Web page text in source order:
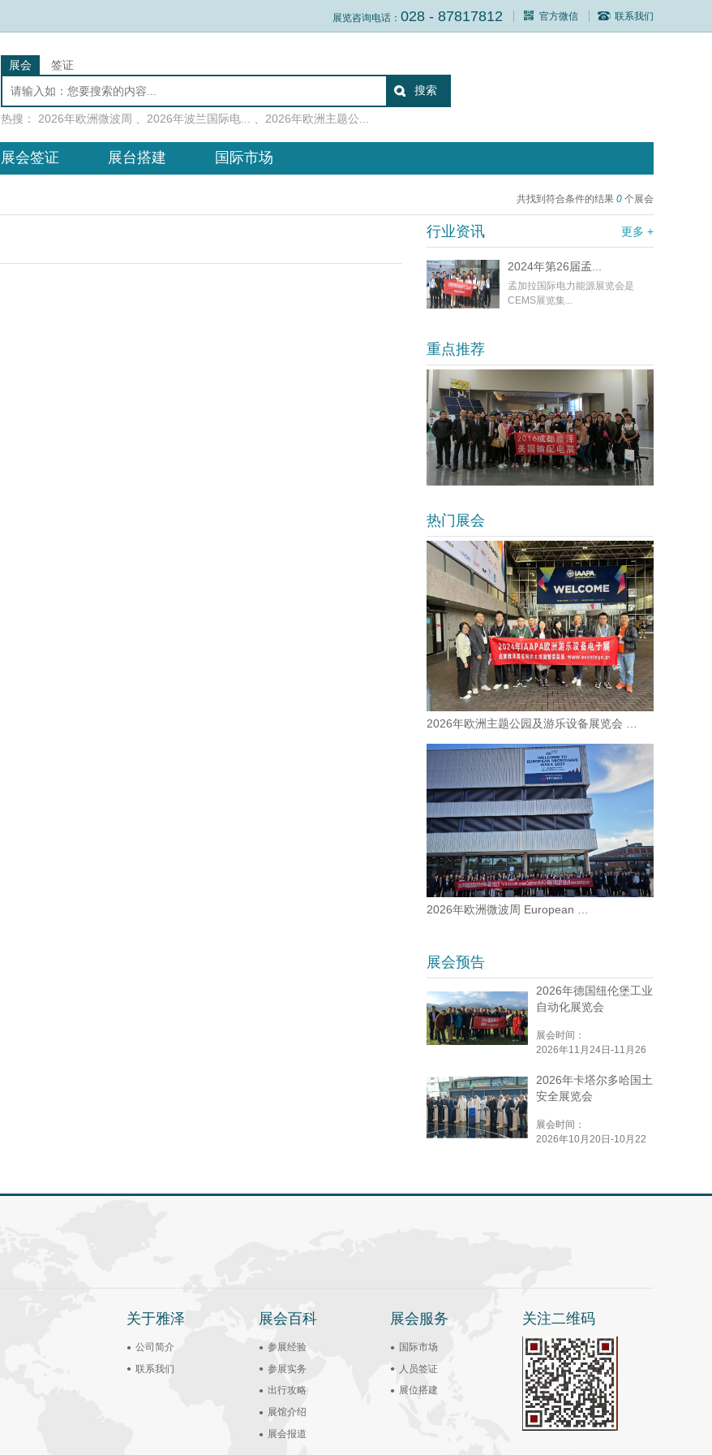
展览咨询电话： 028 - 87817812 官方微信 联系我们
展会 签证
热搜： 2026年欧洲微波周 2026年波兰国际电... 2026年欧洲主题公...
展会签证 展台搭建 国际市场
共找到符合条件的结果 0 个展会
行业资讯 更多 +
2024年第26届孟...
孟加拉国际电力能源展览会是
CEMS展览集...
重点推荐
热门展会
2026年欧洲主题公园及游乐设备展览会 …
2026年欧洲微波周 European …
展会预告
2026年德国纽伦堡工业
自动化展览会
展会时间：
2026年11月24日-11月26
2026年卡塔尔多哈国土
安全展览会
展会时间：
2026年10月20日-10月22
关于雅泽
公司简介
联系我们
展会百科
参展经验
参展实务
出行攻略
展馆介绍
展会报道
展会服务
国际市场
人员签证
展位搭建
关注二维码